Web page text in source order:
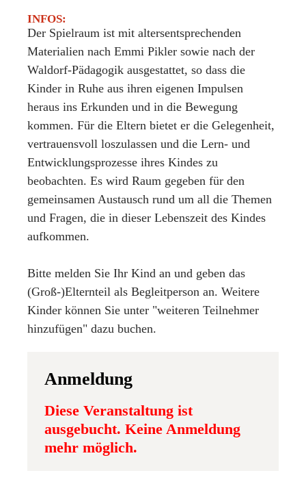
INFOS:
Der Spielraum ist mit altersentsprechenden
Materialien nach Emmi Pikler sowie nach der
Waldorf-Pädagogik ausgestattet, so dass die
Kinder in Ruhe aus ihren eigenen Impulsen
heraus ins Erkunden und in die Bewegung
kommen. Für die Eltern bietet er die Gelegenheit,
vertrauensvoll loszulassen und die Lern- und
Entwicklungsprozesse ihres Kindes zu
beobachten. Es wird Raum gegeben für den
gemeinsamen Austausch rund um all die Themen
und Fragen, die in dieser Lebenszeit des Kindes
aufkommen.
Bitte melden Sie Ihr Kind an und geben das
(Groß-)Elternteil als Begleitperson an. Weitere
Kinder können Sie unter "weiteren Teilnehmer
hinzufügen" dazu buchen.
Anmeldung
Diese Veranstaltung ist
ausgebucht. Keine Anmeldung
mehr möglich.